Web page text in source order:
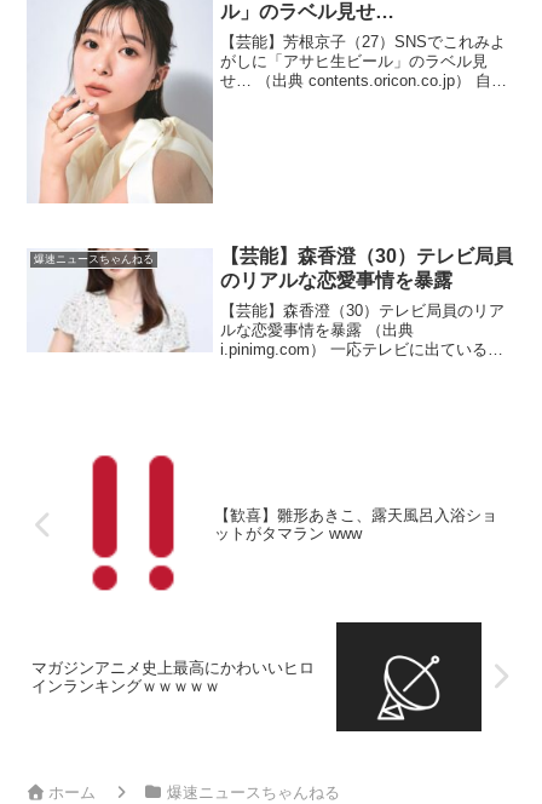
ル」のラベル見せ…
【芸能】芳根京子（27）SNSでこれみよ
がしに「アサヒ生ビール」のラベル見
せ… （出典 contents.oricon.co.jp） 自分
爆速ニュースちゃんねる
【芸能】森香澄（30）テレビ局員
のリアルな恋愛事情を暴露
【芸能】森香澄（30）テレビ局員のリア
ルな恋愛事情を暴露 （出典
i.pinimg.com） 一応テレビに出ている人
【歓喜】雛形あきこ、露天風呂入浴ショ
ットがタマラン www
マガジンアニメ史上最高にかわいいヒロ
インランキングｗｗｗｗｗ
ホーム 爆速ニュースちゃんねる